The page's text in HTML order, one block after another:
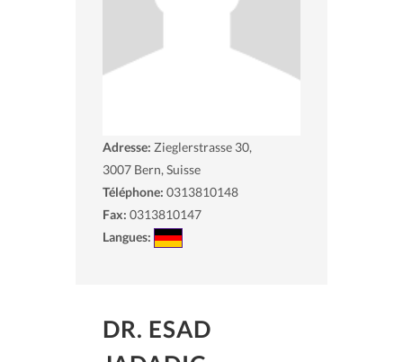
Adresse: Zieglerstrasse 30,
3007 Bern, Suisse
Téléphone: 0313810148
Fax: 0313810147
Langues:
DR. ESAD